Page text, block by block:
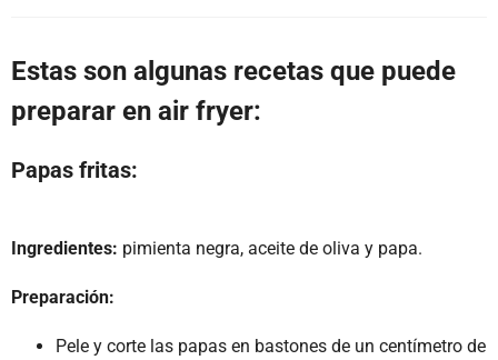
Estas son algunas recetas que puede
preparar en air fryer:
Papas fritas:
Ingredientes: pimienta negra, aceite de oliva y papa.
Preparación:
Pele y corte las papas en bastones de un centímetro de